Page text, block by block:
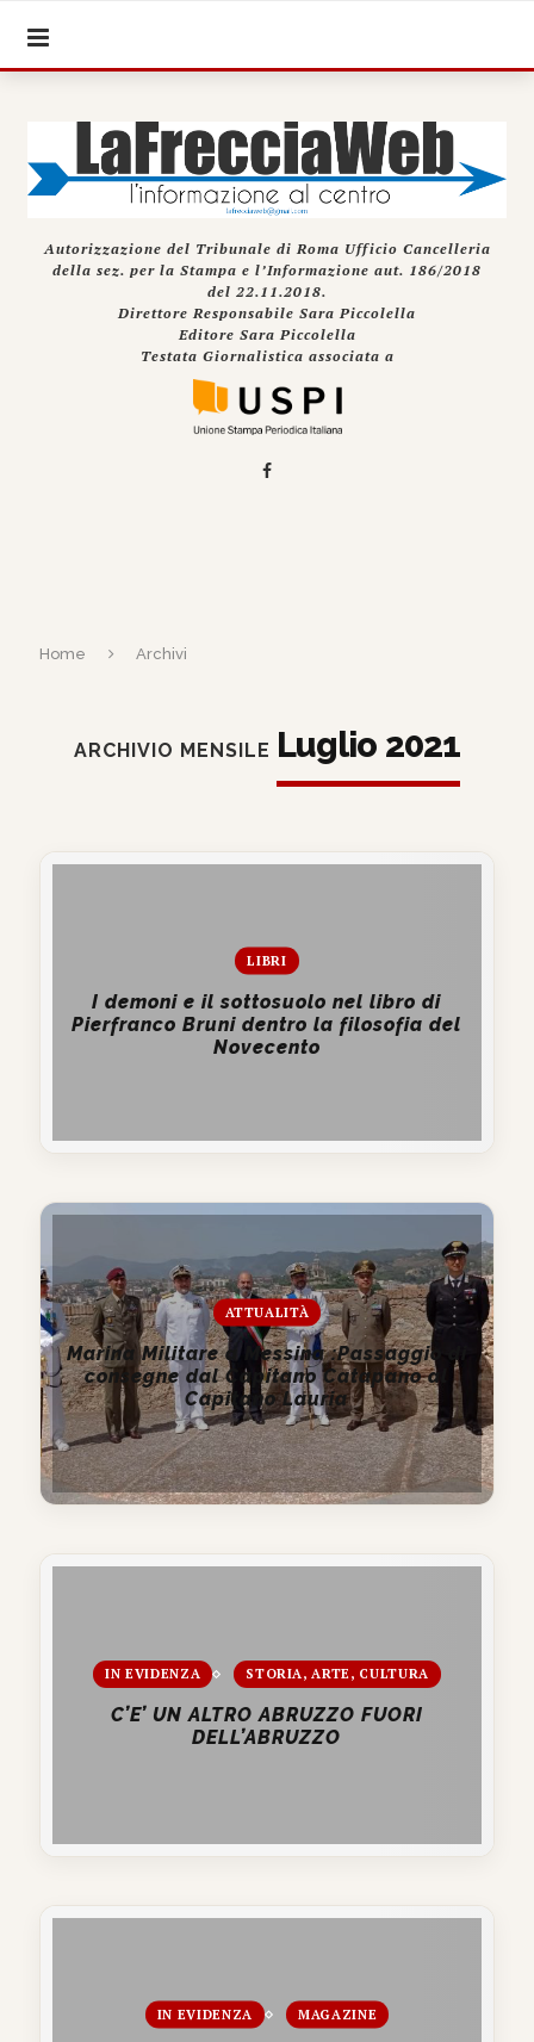
Autorizzazione del Tribunale di Roma Ufficio Cancelleria
della sez. per la Stampa e l’Informazione aut. 186/2018
del 22.11.2018.
Direttore Responsabile Sara Piccolella
Editore Sara Piccolella
Testata Giornalistica associata a
Home Archivi
ARCHIVIO MENSILE Luglio 2021
LIBRI
I demoni e il sottosuolo nel libro di
Pierfranco Bruni dentro la filosofia del
Novecento
ATTUALITÀ
Marina Militare a Messina :Passaggio di
consegne dal Capitano Catapano al
Capitano Lauria
IN EVIDENZA STORIA, ARTE, CULTURA
C’E’ UN ALTRO ABRUZZO FUORI
DELL’ABRUZZO
IN EVIDENZA MAGAZINE